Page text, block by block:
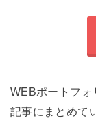
WEBポートフ
記事にまとめて